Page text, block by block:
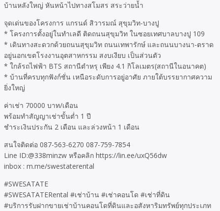
บ้านหลังใหญ่ หันหน้าไปทางสโมสร สระว่ายน้ำ
จุดเด่นของโครงการ แกรนด์ สิวารมณ์ สุขุมวิท-บางปู
* โครงการตั้งอยู่ในทำเลดี ติดถนนสุขุมวิท ในซอยเทศบาลบางปู 109
* เดินทางสะดวกด้วยถนนสุขุมวิท ถนนเทพารักษ์ และถนนบางนา-ตราด
อยู่นอกเขตโรงงานอุตสาหกรรม สงบเงียบ เป็นส่วนตัว
* ใกล้รถไฟฟ้า BTS สถานีตำหรุ เพียง 4.1 กิโลเมตร(สถานีในอนาคต)
* บ้านที่ครบทุกฟังก์ชั่น เหนือระดับการอยู่อาศัย ภายใต้บรรยากาศความ
ยิ่งใหญ่
ค่าเช่า 70000 บาท/เดือน
พร้อมทำสัญญาเช่าขั้นต่ำ 1 ปี
ชำระเงินประกัน 2 เดือน และล่วงหน้า 1 เดือน
สนใจติดต่อ 087-563-6270 087-759-7854
Line ID:@338minzw​ หรือคลิก​ https://lin.ee/uxQ56dw
inbox : m.me/swestaterental
#SWESATATE
#SWESATATERental #เช่าบ้าน #เช่าคอนโด #เช่าที่ดิน
#บริการรับฝากขายเช่าบ้านคอนโดที่ดินและอสังหาริมทรัพย์ทุกประเภท